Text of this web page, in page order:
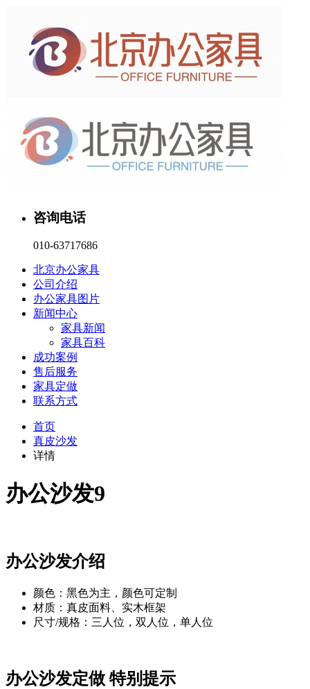
咨询电话
010-63717686
北京办公家具
公司介绍
办公家具图片
新闻中心
家具新闻
家具百科
成功案例
售后服务
家具定做
联系方式
首页
真皮沙发
详情
办公沙发9
办公沙发介绍
颜色：黑色为主，颜色可定制
材质：真皮面料、实木框架
尺寸/规格：三人位，双人位，单人位
办公沙发定做 特别提示